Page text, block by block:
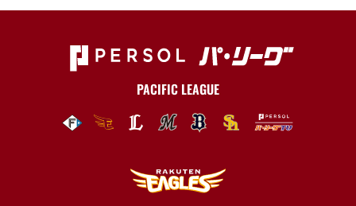
PACIFIC LEAGUE